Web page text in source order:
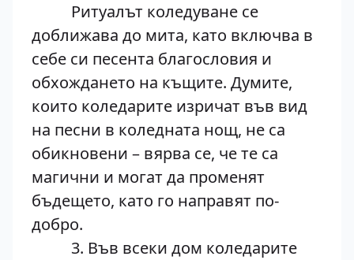
Ритуалът коледуване се
доближава до мита, като включва в
себе си песента благословия и
обхождането на къщите. Думите,
които коледарите изричат във вид
на песни в коледната нощ, не са
обикновени – вярва се, че те са
магични и могат да променят
бъдещето, като го направят по-
добро.
3. Във всеки дом коледарите